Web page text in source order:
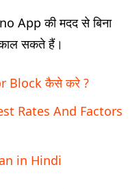
App की मदद से बिना
सकते हैं।
Block कैसे करे ?
Rates And Factors
in Hindi